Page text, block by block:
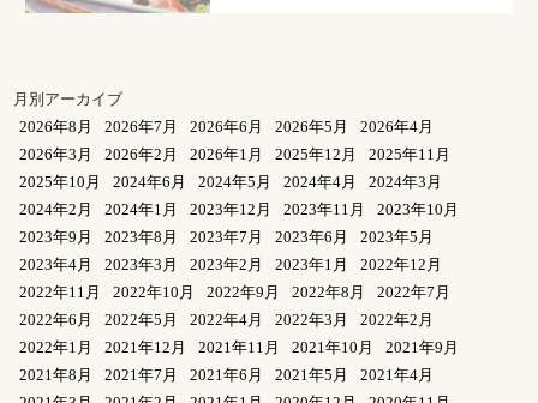
月別アーカイブ
2026年8月
2026年7月 2026年6月 2026年5月
2026年4月
2026年3月
2026年2月 2026年1月 2025年12月
2025年11月
2025年10月
2024年6月 2024年5月 2024年4月
2024年3月
2024年2月
2024年1月 2023年12月 2023年11月
2023年10月
2023年9月
2023年8月 2023年7月 2023年6月
2023年5月
2023年4月
2023年3月 2023年2月 2023年1月
2022年12月
2022年11月
2022年10月 2022年9月 2022年8月
2022年7月
2022年6月
2022年5月 2022年4月 2022年3月
2022年2月
2022年1月
2021年12月 2021年11月 2021年10月
2021年9月
2021年8月
2021年7月 2021年6月 2021年5月
2021年4月